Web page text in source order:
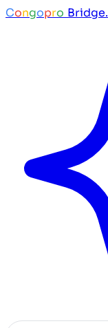
Congopro Bridge.